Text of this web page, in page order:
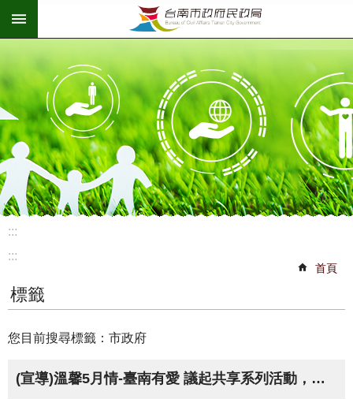
跳到主要內容區塊
:::
:::
首頁
標籤
您目前搜尋標籤：市政府
(宣導)溫馨5月情-臺南有愛 議起共享系列活動，歡迎大家前往參加